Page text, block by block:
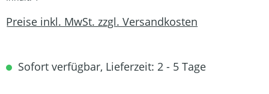
Preise inkl. MwSt. zzgl. Versandkosten
Sofort verfügbar, Lieferzeit: 2 - 5 Tage